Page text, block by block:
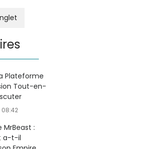
Plateforme
Tout-en-
MrBeast :
a-t-il